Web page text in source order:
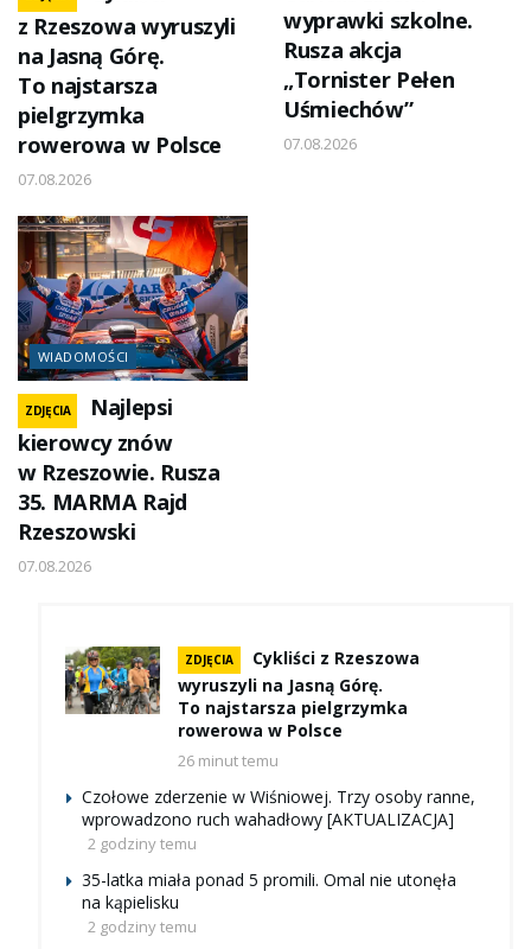
z Rzeszowa wyruszyli
na Jasną Górę.
To najstarsza
pielgrzymka
rowerowa w Polsce
07.08.2026
wyprawki szkolne.
Rusza akcja
„Tornister Pełen
Uśmiechów”
07.08.2026
WIADOMOŚCI
ZDJĘCIA
Najlepsi
kierowcy znów
w Rzeszowie. Rusza
35. MARMA Rajd
Rzeszowski
07.08.2026
ZDJĘCIA
Cykliści z Rzeszowa
wyruszyli na Jasną Górę.
To najstarsza pielgrzymka
rowerowa w Polsce
26 minut temu
Czołowe zderzenie w Wiśniowej. Trzy osoby ranne,
wprowadzono ruch wahadłowy [AKTUALIZACJA]
2 godziny temu
35-latka miała ponad 5 promili. Omal nie utonęła
na kąpielisku
2 godziny temu